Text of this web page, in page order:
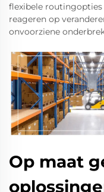
flexibele
reageren op
onvoorziene
Op maat